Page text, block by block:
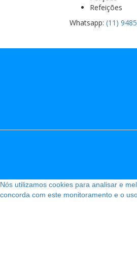
Refeições
Whatsapp: (11)
Nós utilizamos cookies para analisar e
concorda com este monitoramento e o